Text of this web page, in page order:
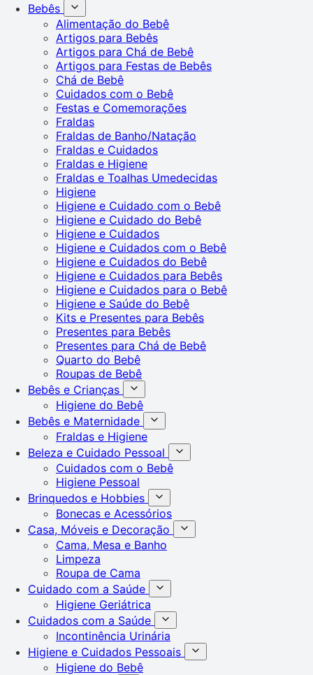
Bebês
Alimentação do Bebê
Artigos para Bebês
Artigos para Chá de Bebê
Artigos para Festas de Bebês
Chá de Bebê
Cuidados com o Bebê
Festas e Comemorações
Fraldas
Fraldas de Banho/Natação
Fraldas e Cuidados
Fraldas e Higiene
Fraldas e Toalhas Umedecidas
Higiene
Higiene e Cuidado com o Bebê
Higiene e Cuidado do Bebê
Higiene e Cuidados
Higiene e Cuidados com o Bebê
Higiene e Cuidados do Bebê
Higiene e Cuidados para Bebês
Higiene e Cuidados para o Bebê
Higiene e Saúde do Bebê
Kits e Presentes para Bebês
Presentes para Bebês
Presentes para Chá de Bebê
Quarto do Bebê
Roupas de Bebê
Bebês e Crianças
Higiene do Bebê
Bebês e Maternidade
Fraldas e Higiene
Beleza e Cuidado Pessoal
Cuidados com o Bebê
Higiene Pessoal
Brinquedos e Hobbies
Bonecas e Acessórios
Casa, Móveis e Decoração
Cama, Mesa e Banho
Limpeza
Roupa de Cama
Cuidado com a Saúde
Higiene Geriátrica
Cuidados com a Saúde
Incontinência Urinária
Higiene e Cuidados Pessoais
Higiene do Bebê